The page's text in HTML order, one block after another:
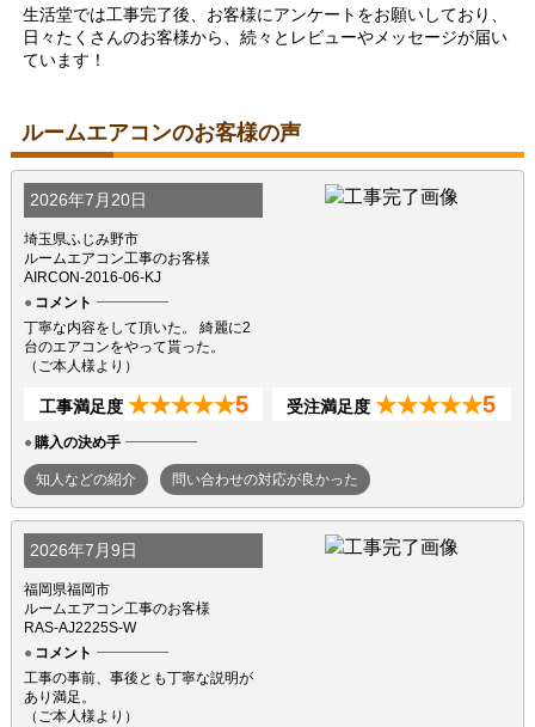
生活堂では工事完了後、お客様にアンケートをお願いしており、
日々たくさんのお客様から、続々とレビューやメッセージが届い
ています！
ルームエアコンのお客様の声
2026年7月20日
埼玉県ふじみ野市
ルームエアコン工事のお客様
AIRCON-2016-06-KJ
コメント
丁寧な内容をして頂いた。 綺麗に2
台のエアコンをやって貰った。
（ご本人様より）
工事満足度 ★★★★★5 受注満足度 ★★★★★5
購入の決め手
知人などの紹介 問い合わせの対応が良かった
2026年7月9日
福岡県福岡市
ルームエアコン工事のお客様
RAS-AJ2225S-W
コメント
工事の事前、事後とも丁寧な説明が
あり満足。
（ご本人様より）